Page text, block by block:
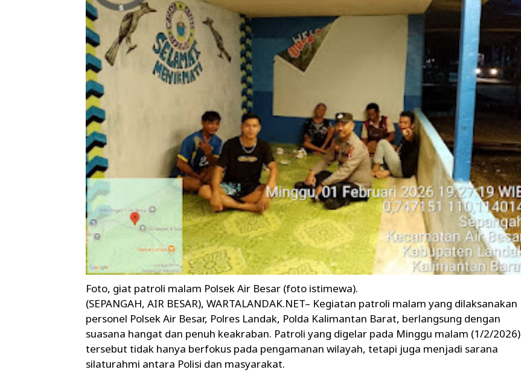
Foto, giat patroli malam Polsek Air Besar (foto istimewa).
(SEPANGAH, AIR BESAR), WARTALANDAK.NET– Kegiatan patroli malam yang dilaksanakan
personel Polsek Air Besar, Polres Landak, Polda Kalimantan Barat, berlangsung dengan
suasana hangat dan penuh keakraban. Patroli yang digelar pada Minggu malam (1/2/2026)
tersebut tidak hanya berfokus pada pengamanan wilayah, tetapi juga menjadi sarana
silaturahmi antara Polisi dan masyarakat.